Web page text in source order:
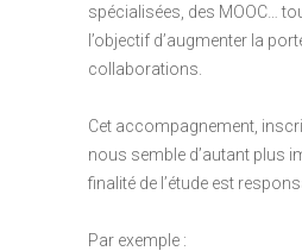
spécialisées, des MOOC…
l’objectif d’augmenter la
collaborations.
Cet accompagnement, inscrit
nous semble d’autant plus
finalité de l’étude est
Par exemple :